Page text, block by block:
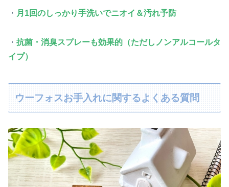
・ 月1回のしっかり手洗いでニオイ＆汚れ予防
・ 抗菌・消臭スプレーも効果的（ただしノンアルコールタ
イプ）
ウーフォスお手入れに関するよくある質問